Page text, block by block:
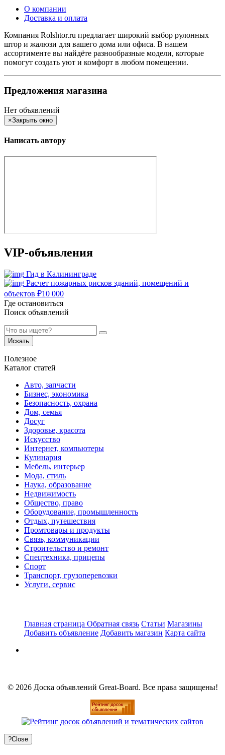
О компании
Доставка и оплата
Компания Rolshtor.ru предлагает широкий выбор рулонных
штор и жалюзи для вашего дома или офиса. В нашем
ассортименте вы найдёте разнообразные модели, которые
помогут создать уют и комфорт в любом помещении.
Предложения магазина
Нет объявлений
×Закрыть окно
Написать автору
VIP-объявления
Гид в Калининграде
Расчет пожарных рисков зданий, помещений и
объектов ₽10 000
Где остановиться
Поиск объявлений
Искать
Полезное
Каталог статей
Авто, запчасти
Бизнес, экономика
Безопасность, охрана
Дом, семья
Досуг
Здоровье, красота
Искусство
Интернет, компьютеры
Кулинария
Мебель, интерьер
Мода, стиль
Наука, образование
Недвижимость
Общество, право
Оборудование, промышленность
Отдых, путешествия
Промтовары и продукты
Связь, коммуникации
Строительство и ремонт
Спецтехника, прицепы
Спорт
Транспорт, грузоперевозки
Услуги, сервис
Главная страница Обратная связь Статьи Магазины
Добавить объявление Добавить магазин Карта сайта
© 2026 Доска объявлений Great-Board. Все права защищены!
?Close